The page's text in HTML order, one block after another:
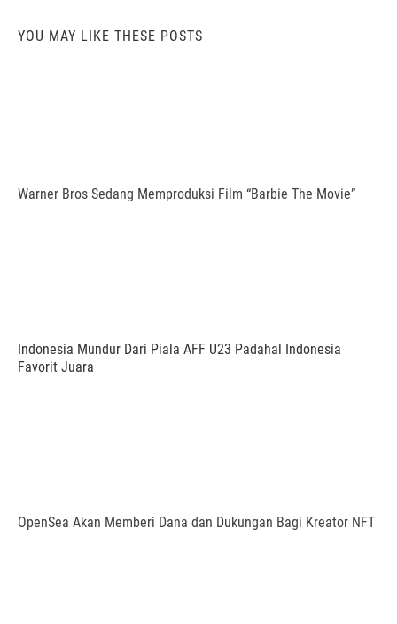
YOU MAY LIKE THESE POSTS
Warner Bros Sedang Memproduksi Film “Barbie The Movie”
Indonesia Mundur Dari Piala AFF U23 Padahal Indonesia
Favorit Juara
OpenSea Akan Memberi Dana dan Dukungan Bagi Kreator NFT